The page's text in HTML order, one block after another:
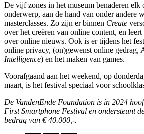
De vijf zones in het museum benaderen
onderwerp, aan de hand van onder andere
masterclasses. Zo zijn er binnen Create
over het creëren van online content, en
over online nieuws. Ook is er tijdens het
online privacy, (on)gewenst online gedrag,
Intelligence) en het maken van games.
Voorafgaand aan het weekend, op
maart, is het festival speciaal voor
De VandenEnde Foundation is in 2024
First Smartphone Festival en ondersteunt
bedrag van € 40.000,-.